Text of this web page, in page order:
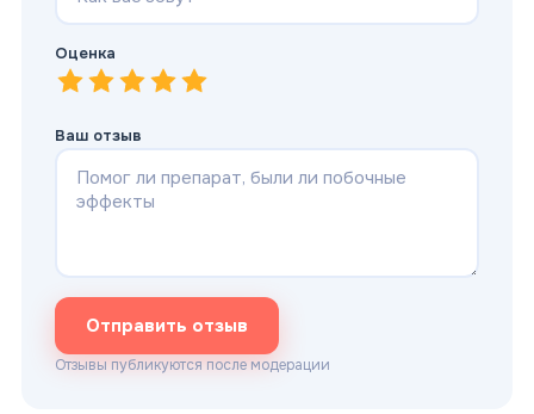
Оценка
4—
3—Нормально
2—Плохо
1—Очень плохо
Ваш отзыв
Отправить отзыв
Отзывы публикуются после модерации